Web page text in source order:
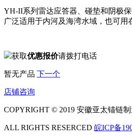
YH-II系列雷达应答器、碰垫和阴极
广泛适用于内河及海湾水域，也可用
获取优惠报价请拨打电话
暂无产品 下一个
店铺咨询
COPYRIGHT © 2019 安徽亚太锚链制
ALL RIGHTS RESERCED 皖ICP备